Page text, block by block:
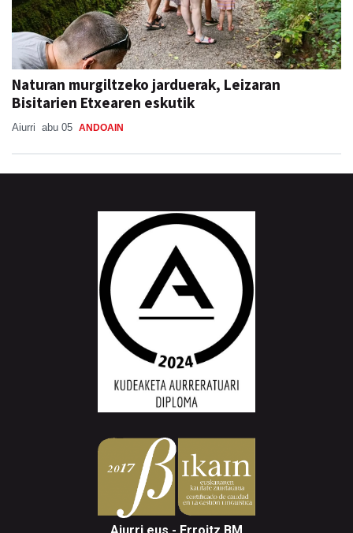
Naturan murgiltzeko jarduerak, Leizaran
Bisitarien Etxearen eskutik
Aiurri abu 05 ANDOAIN